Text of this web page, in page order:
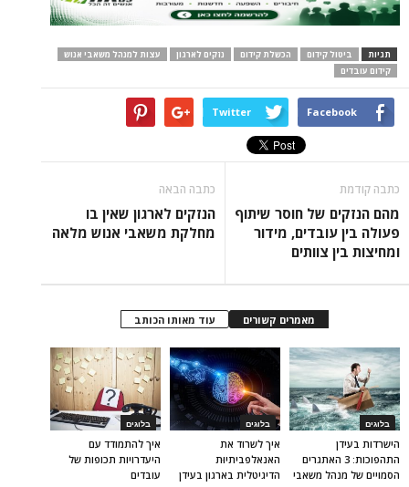
תגיות ביטול קידום הכשלת קידום נזקים לארגון
עצות למנהל משאבי אנוש
קידום עובדים
Facebook
Twitter
כתבה קודמת
מהם הנזקים של חוסר שיתוף
פעולה בין עובדים, מידור
ומחיצות בין צוותים
כתבה הבאה
הנזקים לארגון שאין בו
מחלקת משאבי אנוש מלאה
מאמרים קשורים עוד מאותו הכותב
בלוגים
איך להתמודד עם
היעדרויות תכופות של
עובדים
בלוגים
איך לשרוד את
האנאלפביתיוּת
הדיגיטלית בארגון בעידן
בלוגים
הישרדות בעידן
התהפוכות: 3 האתגרים
הסמויים של מנהל משאבי